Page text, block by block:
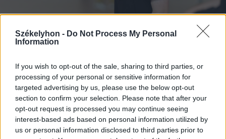
Székelyhon - Do Not Process My Personal
Information
If you wish to opt-out of the sale, sharing to third parties, or
processing of your personal or sensitive information for
targeted advertising by us, please use the below opt-out
section to confirm your selection. Please note that after your
opt-out request is processed you may continue seeing
interest-based ads based on personal information utilized by
us or personal information disclosed to third parties prior to
„Van idő” – egy líceumot végzett
Down-szindrómás fiú útja az
elfogadásig